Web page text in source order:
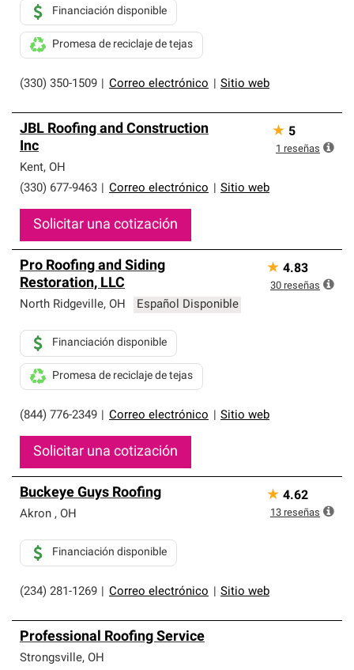
(330) 350-1509 Correo electrónico Sitio web
Financiación disponible
Promesa de reciclaje de tejas
JBL Roofing and Construction
Inc
Kent, OH
(330) 677-9463
Correo electrónico Sitio web
Solicitar una cotización
★ 5
1 reseñas
Pro Roofing and Siding
Restoration, LLC
North Ridgeville, OH Español Disponible
(844) 776-2349 Correo electrónico Sitio web
Financiación disponible
Promesa de reciclaje de tejas
Solicitar una cotización
★ 4.83
30 reseñas
Buckeye Guys Roofing
Akron , OH
(234) 281-1269 Correo electrónico Sitio web
Financiación disponible
★ 4.62
13 reseñas
Professional Roofing Service
Strongsville, OH